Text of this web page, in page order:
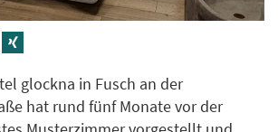
glockna in Fusch an der
hat rund fünf Monate vor der